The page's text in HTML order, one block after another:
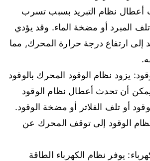
أعطال نظام التبريد بسبب تسرب
تلف المبرد أو مضخة الماء. وقد يؤدي
إلى ارتفاع درجة حرارة المحرك, مما
يزود نظام الوقود المحرك بالوقود
أن تحدث أعطال نظام الوقود
أو تلف الفلاتر أو مضخة الوقود.
الوقود إلى توقف المحرك عن
يوفر نظام الكهرباء الطاقة